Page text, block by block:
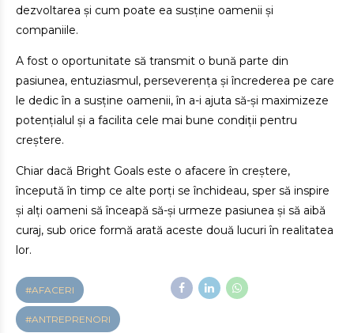
dezvoltarea și cum poate ea susține oamenii și
companiile.
A fost o oportunitate să transmit o bună parte din
pasiunea, entuziasmul, perseverența și încrederea pe care
le dedic în a susține oamenii, în a-i ajuta să-și maximizeze
potențialul și a facilita cele mai bune condiții pentru
creștere.
Chiar dacă Bright Goals este o afacere în creștere,
începută în timp ce alte porți se închideau, sper să inspire
și alți oameni să înceapă să-și urmeze pasiunea și să aibă
curaj, sub orice formă arată aceste două lucuri în realitatea
lor.
#AFACERI
#ANTREPRENORI